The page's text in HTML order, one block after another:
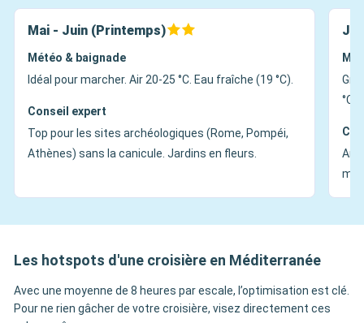
Mai - Juin (Printemps)
Météo & baignade
Idéal pour marcher. Air 20-25 °C. Eau fraîche (19 °C).
Conseil expert
Top pour les sites archéologiques (Rome, Pompéi,
Athènes) sans la canicule. Jardins en fleurs.
Les hotspots d'une croisière en Méditerranée
Avec une moyenne de 8 heures par escale, l’optimisation est clé.
Pour ne rien gâcher de votre croisière, visez directement ces